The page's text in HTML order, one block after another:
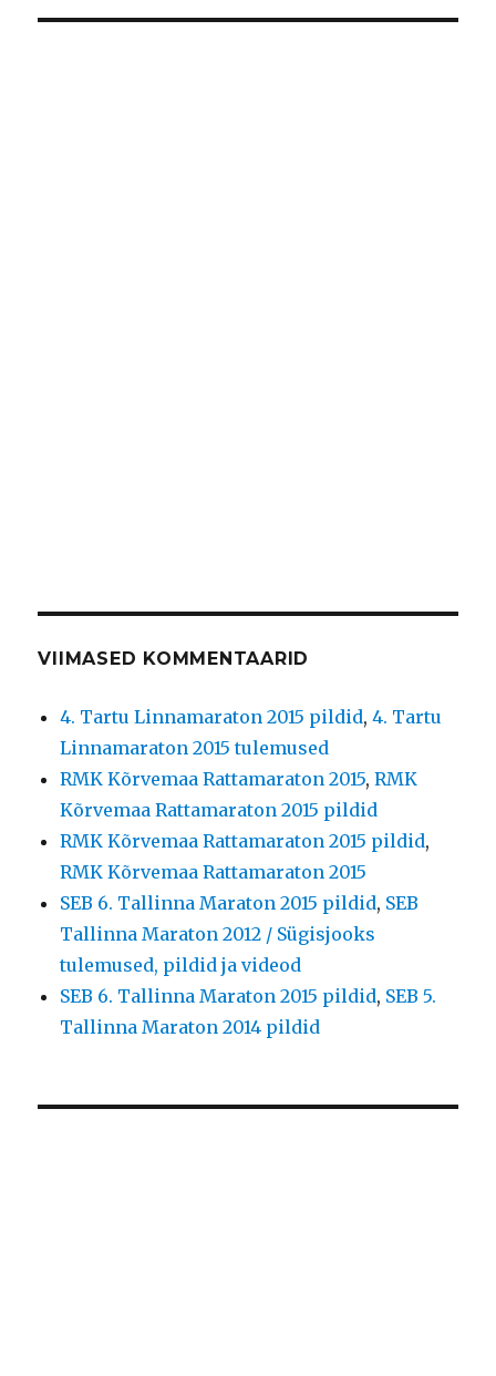
VIIMASED KOMMENTAARID
4. Tartu Linnamaraton 2015 pildid,4. Tartu
Linnamaraton 2015 tulemused
RMK Kõrvemaa Rattamaraton 2015,RMK
Kõrvemaa Rattamaraton 2015 pildid
RMK Kõrvemaa Rattamaraton 2015 pildid,
RMK Kõrvemaa Rattamaraton 2015
SEB 6. Tallinna Maraton 2015 pildid, SEB
Tallinna Maraton 2012 / Sügisjooks
tulemused, pildid ja videod
SEB 6. Tallinna Maraton 2015 pildid, SEB 5.
Tallinna Maraton 2014 pildid